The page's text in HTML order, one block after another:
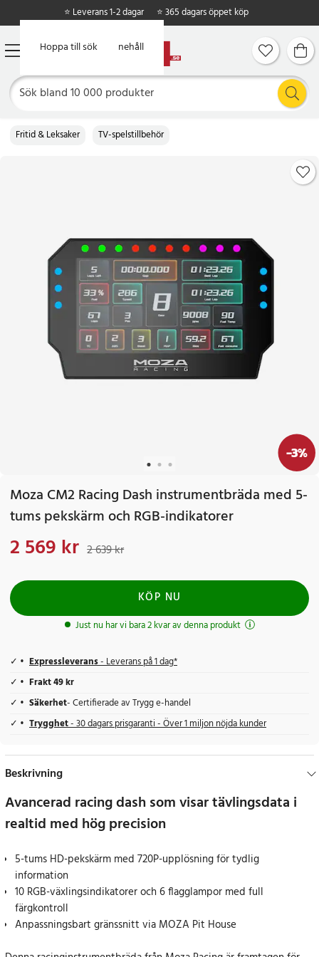
Hoppa till huvudinnehåll
Hoppa till sök
⭐ Leverans 1-2 dagar ⭐ 365 dagars öppet köp
Fritid & Leksaker TV-spelstillbehör
-3%
Moza CM2 Racing Dash instrumentbräda med 5-
tums pekskärm och RGB-indikatorer
Nuvarande pris:
2 569 kr 2 639 kr
KÖP NU
Just nu har vi bara 2 kvar av denna produkt
Expressleverans- Leverans på 1 dag*
Frakt 49 kr
Säkerhet- Certifierade av Trygg e-handel
Trygghet- 30 dagars prisgaranti - Över 1 miljon nöjda kunder
Beskrivning
Avancerad racing dash som visar tävlingsdata i
realtid med hög precision
5-tums HD-pekskärm med 720P-upplösning för tydlig
information
10 RGB-växlingsindikatorer och 6 flagglampor med full
färgkontroll
Anpassningsbart gränssnitt via MOZA Pit House